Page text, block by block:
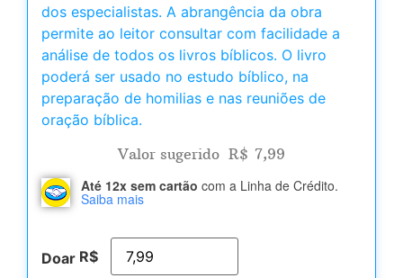
dos especialistas. A abrangência da obra
permite ao leitor consultar com facilidade a
análise de todos os livros bíblicos. O livro
poderá ser usado no estudo bíblico, na
preparação de homilias e nas reuniões de
oração bíblica.
Valor sugerido R$ 7,99
Até 12x sem cartão com a Linha de Crédito.
Saiba mais
Doar R$